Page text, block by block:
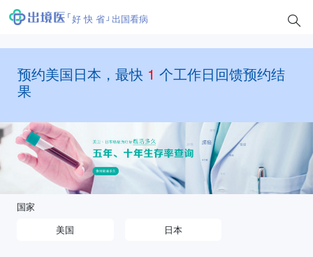
好 快 省 出国看病
预约美国日本，最快 1 个工作日回馈预约结
果
国家
美国
日本